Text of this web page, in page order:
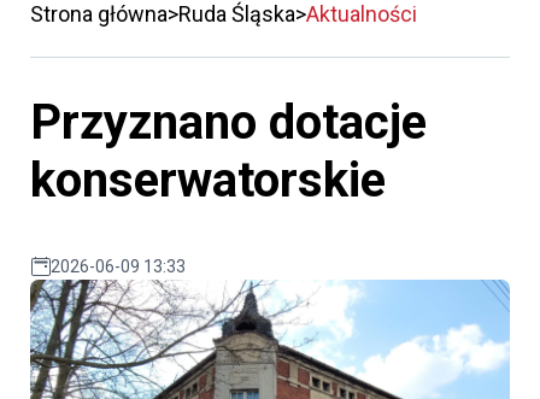
Strona główna Ruda Śląska Aktualności
Przyznano dotacje
konserwatorskie
2026-06-09 13:33